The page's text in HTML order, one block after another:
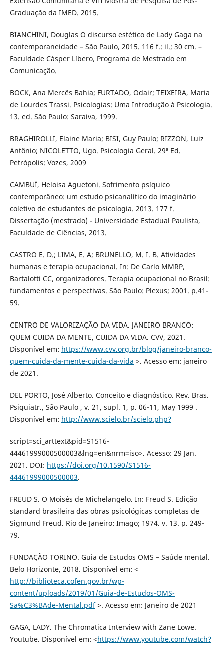
Graduação da IMED. 2015.
BIANCHINI, Douglas O discurso estético de Lady Gaga na
contemporaneidade – São Paulo, 2015. 116 f.: il.; 30 cm. –
Faculdade Cásper Líbero, Programa de Mestrado em
Comunicação.
BOCK, Ana Mercês Bahia; FURTADO, Odair; TEIXEIRA, Maria
de Lourdes Trassi. Psicologias: Uma Introdução à Psicologia.
13. ed. São Paulo: Saraiva, 1999.
BRAGHIROLLI, Elaine Maria; BISI, Guy Paulo; RIZZON, Luiz
Antônio; NICOLETTO, Ugo. Psicologia Geral. 29ª Ed.
Petrópolis: Vozes, 2009
CAMBUÍ, Heloisa Aguetoni. Sofrimento psíquico
contemporâneo: um estudo psicanalítico do imaginário
coletivo de estudantes de psicologia. 2013. 177 f.
Dissertação (mestrado) - Universidade Estadual Paulista,
Faculdade de Ciências, 2013.
CASTRO E. D.; LIMA, E. A; BRUNELLO, M. I. B. Atividades
humanas e terapia ocupacional. In: De Carlo MMRP,
Bartalotti CC, organizadores. Terapia ocupacional no Brasil:
fundamentos e perspectivas. São Paulo: Plexus; 2001. p.41-
59.
CENTRO DE VALORIZAÇÃO DA VIDA. JANEIRO BRANCO:
QUEM CUIDA DA MENTE, CUIDA DA VIDA. CVV, 2021.
Disponível em: https://www.cvv.org.br/blog/janeiro-branco-
quem-cuida-da-mente-cuida-da-vida >. Acesso em: janeiro
de 2021.
DEL PORTO, José Alberto. Conceito e diagnóstico. Rev. Bras.
Psiquiatr., São Paulo , v. 21, supl. 1, p. 06-11, May 1999 .
Disponível em: http://www.scielo.br/scielo.php?
script=sci_arttext&pid=S1516-
44461999000500003&lng=en&nrm=iso>. Acesso: 29 Jan.
2021. DOI: https://doi.org/10.1590/S1516-
44461999000500003.
FREUD S. O Moisés de Michelangelo. In: Freud S. Edição
standard brasileira das obras psicológicas completas de
Sigmund Freud. Rio de Janeiro: Imago; 1974. v. 13. p. 249-
79.
FUNDAÇÃO TORINO. Guia de Estudos OMS – Saúde mental.
Belo Horizonte, 2018. Disponível em: <
http://biblioteca.cofen.gov.br/wp-
content/uploads/2019/01/Guia-de-Estudos-OMS-
Sa%C3%BAde-Mental.pdf>. Acesso em: Janeiro de 2021
GAGA, LADY. The Chromatica Interview with Zane Lowe.
Youtube. Disponível em: <https://www.youtube.com/watch?